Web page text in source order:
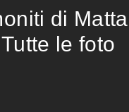
di
le foto